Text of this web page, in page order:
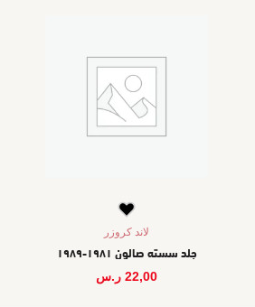
لاند كروزر
جلد سسته صالون ١٩٨١-١٩٨٩
22,00 ر.س